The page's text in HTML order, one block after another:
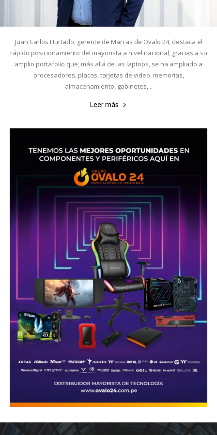
Juan Carlos Hurtado, gerente de Marcas de Óvalo 24, destaca el
rápido posicionamiento del mayorista a nivel nacional, gracias a su
amplio portafolio que, más allá de las laptops, se ha ampliado a
procesadores, placas, tarjetas de video, memorias,
almacenamiento, gabinetes,...
Leer más